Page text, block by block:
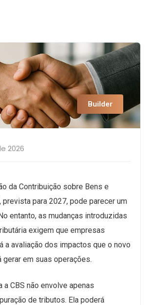
Builder
2026
da Contribuição sobre Bens e
prevista para 2027, pode parecer um
entanto, as mudanças introduzidas
exigem que empresas
a avaliação dos impactos que o novo
gerar em suas operações.
a CBS não envolve apenas
de tributos. Ela poderá